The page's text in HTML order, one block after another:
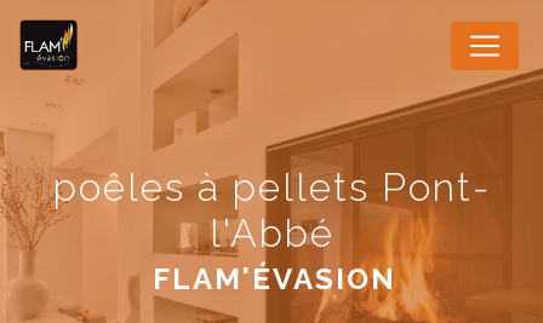
poêles à pellets Pont-
l'Abbé
FLAM'ÉVASION
Panneau de gestion des cookies